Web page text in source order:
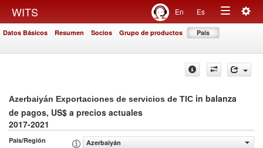
WITS En Es
Toggle
Datos Básicos Resumen Socios Grupo de productos País
Azerbaiyán Exportaciones de servicios de TIC in balanza
de pagos, US$ a precios actuales
2017-2021
País/Región
Azerbaiyán